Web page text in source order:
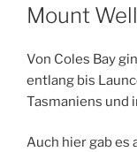
Mount
Von Coles Bay
entlang bis
Tasmaniens und
Auch hier gab es